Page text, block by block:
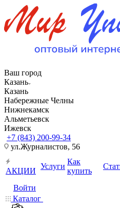
Ваш город
Казань
Казань
Набережные Челны
Нижнекамск
Альметьевск
Ижевск
+7 (843) 200-99-34
ул.Журналистов, 56
АКЦИИ
Услуги
Как
купить
Войти
Каталог